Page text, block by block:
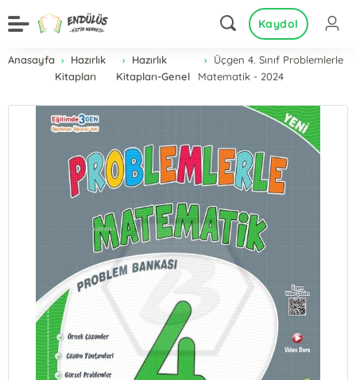
Kaydol
Anasayfa
Hazırlık
Kitapları
Hazırlık
Kitapları-Genel
Üçgen 4. Sınıf Problemlerle
Matematik - 2024